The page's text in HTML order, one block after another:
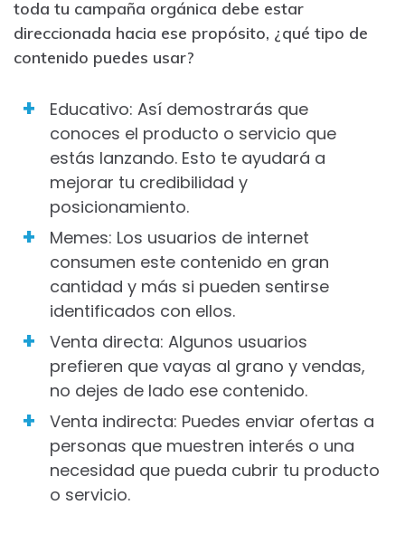
toda tu campaña orgánica debe estar
direccionada hacia ese propósito, ¿qué tipo de
contenido puedes usar?
Educativo: Así demostrarás que
conoces el producto o servicio que
estás lanzando. Esto te ayudará a
mejorar tu credibilidad y
posicionamiento.
Memes: Los usuarios de internet
consumen este contenido en gran
cantidad y más si pueden sentirse
identificados con ellos.
Venta directa: Algunos usuarios
prefieren que vayas al grano y vendas,
no dejes de lado ese contenido.
Venta indirecta: Puedes enviar ofertas a
personas que muestren interés o una
necesidad que pueda cubrir tu producto
o servicio.